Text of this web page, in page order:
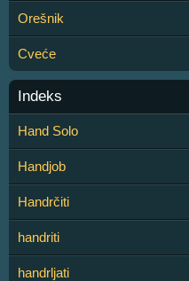
Orešnik
Cveće
Indeks
Hand Solo
Handjob
Handrčiti
handriti
handrljati